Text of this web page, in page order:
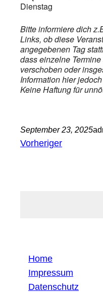
Dienstag
Bitte informiere dich
Links, ob diese
angegebenen Tag
dass einzelne
verschoben oder
Information hier
Keine Haftung für
September 23, 2025
Vorheriger
Home
Impressum
Datenschutz